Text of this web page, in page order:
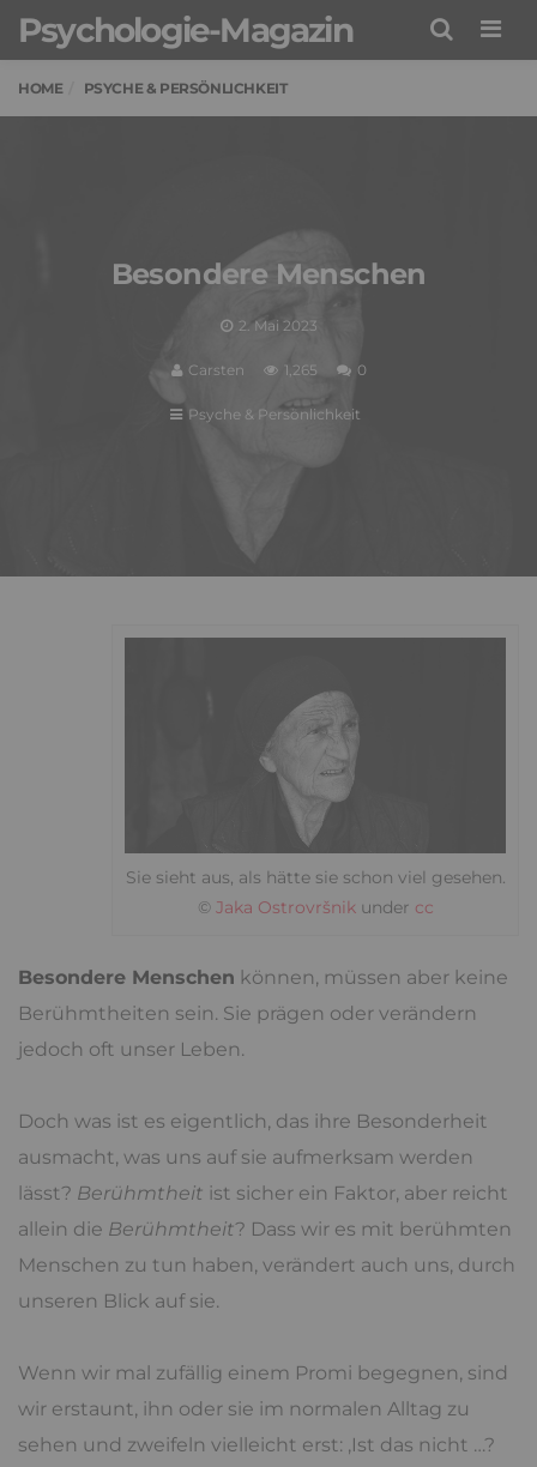
Psychologie-Magazin
HOME PSYCHE & PERSÖNLICHKEIT
Besondere Menschen
2. Mai 2023
Carsten 1,265 0
Psyche & Persönlichkeit
Sie sieht aus, als hätte sie schon viel gesehen.
© Jaka Ostrovršnik under cc
Besondere Menschen können, müssen aber keine
Berühmtheiten sein. Sie prägen oder verändern
jedoch oft unser Leben.
Doch was ist es eigentlich, das ihre Besonderheit
ausmacht, was uns auf sie aufmerksam werden
lässt? Berühmtheit ist sicher ein Faktor, aber reicht
allein die Berühmtheit? Dass wir es mit berühmten
Menschen zu tun haben, verändert auch uns, durch
unseren Blick auf sie.
Wenn wir mal zufällig einem Promi begegnen, sind
wir erstaunt, ihn oder sie im normalen Alltag zu
sehen und zweifeln vielleicht erst: ‚Ist das nicht …?